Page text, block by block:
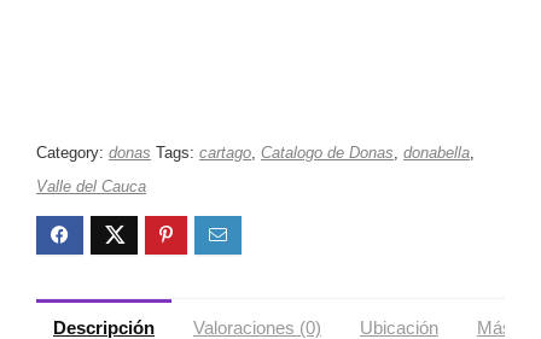
Category: donas Tags: cartago Catalogo de Donas donabella
Valle del Cauca
Descripción Valoraciones (0) Ubicación Más